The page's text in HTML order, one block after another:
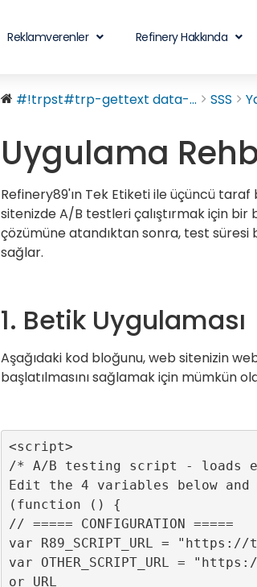
Reklamverenler Refinery Hakkında
#!trpst#trp-gettext data-... SSS
Uygulama
Refinery89'ın Tek Etiketi ile üçüncü
sitenizde A/B testleri çalıştırmak için
çözümüne atandıktan sonra, test süresi
sağlar.
1. Betik Uygulaması
Aşağıdaki kod bloğunu, web sitenizin
başlatılmasını sağlamak için mümkün
<script>
/* A/B testing script - loads
Edit the 4 variables below
(function () {
// ===== CONFIGURATION =====
var R89_SCRIPT_URL =
var OTHER_SCRIPT_URL =
or URL